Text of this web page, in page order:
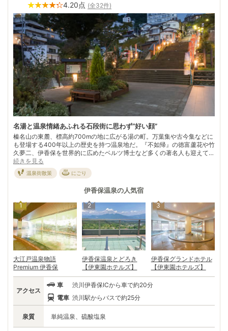
4.20点 (全32件)
名湯と温泉情緒あふれる石段街に思わず“好い顔”
榛名山の東麓、標高約700mの地に広がる湯の町。万葉集や古今集などに
も登場する400年以上の歴史を持つ温泉地だ。『不如帰』の徳富蘆花や竹
久夢二、伊香保を世界的に広めたベルツ博士など多くの著名人も迎えてき
た。 街のシンボルでもある長さ約300m、約360段続く石段。あちこちに
立つ「湯の花まんじゅう」の看板や、立ち並ぶ土産物屋に思わず足が止ま
る。 「イカホ」の語源は「イイカオ＝好い顔」だという説もあるとか。
代表的な茶褐色のまろやかなお湯に寛ぎ、温泉情緒たっぷりの石段を散策
すれば“イイカオ”になってしまうのも納得。
続きを見る
温泉街散策 にごり
伊香保温泉の人気宿
1
大江戸温泉物語
Premium 伊香保
2
伊香保温泉とどろき
【伊東園ホテルズ】
3
伊香保グランドホテル
【伊東園ホテルズ】
泉質 単純温泉、硫酸塩泉
アクセス
車
渋川伊香保ICから車で約20分
電車 渋川駅からバスで約25分